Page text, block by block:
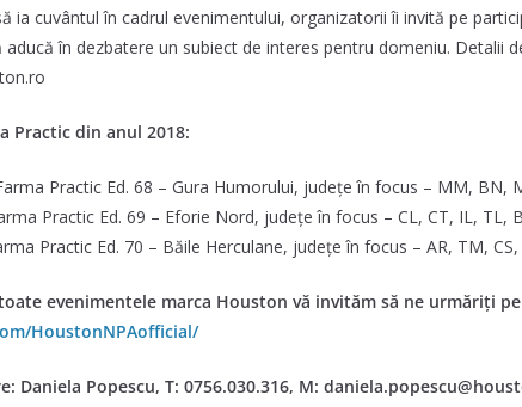
ia cuvântul în cadrul evenimentului, organizatorii îi invită pe
aducă în dezbatere un subiect de interes pentru domeniu.
Practic din anul 2018:
Practic Ed. 68 – Gura Humorului, județe în focus – MM, BN,
Practic Ed. 69 – Eforie Nord, județe în focus – CL, CT, IL, TL,
Practic Ed. 70 – Băile Herculane, județe în focus – AR, TM,
evenimentele marca Houston vă invităm să ne urmăriți
HoustonNPAofficial/
Daniela Popescu, T: 0756.030.316, M: